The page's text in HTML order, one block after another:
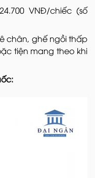
VNĐ/chiếc (số
chân, ghế ngồi thấp
tiện mang theo khi